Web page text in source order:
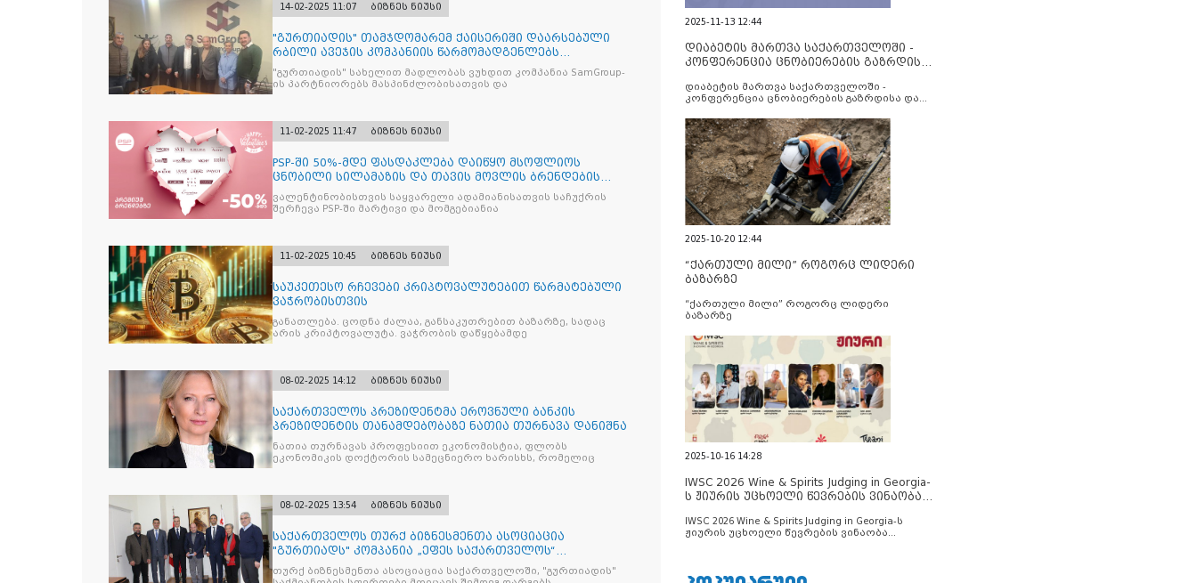
14-02-2025 11:07 ბიზნეს ნიუსი
"გურთიადის" თამჯდომარემ ქაისერიში დაარსებული
რბილი ავეჯის კომპანიის წარმომადგენლებს
სახელმწიფო პროგრამებით გათვალისწინებული
შეღავათების შესახებ ინფორმაცია მიაწოდა
"გურთიადის" სახელით მადლობას ვუხდით კომპანია SamGroup-
ის პარტნიორებს მასპინძლობისათვის და
11-02-2025 11:47 ბიზნეს ნიუსი
PSP-ში 50%-მდე ფასდაკლება დაიწყო მსოფლიოს
ცნობილი სილამაზის და თავის მოვლის ბრენდების
პროდუქციაზე
ვალენტინობისთვის საყვარელი ადამიანისათვის საჩუქრის
შერჩევა PSP-ში მარტივი და მომგებიანია
11-02-2025 10:45 ბიზნეს ნიუსი
საუკეთესო რჩევები კრიპტოვალუტებით წარმატებული
ვაჭრობისთვის
განათლება. ცოდნა ძალაა, განსაკუთრებით ბაზარზე, სადაც
არის კრიპტოვალუტა. ვაჭრობის დაწყებამდე
08-02-2025 14:12 ბიზნეს ნიუსი
საქართველოს პრეზიდენტმა ეროვნული ბანკის
პრეზიდენტის თანამდებობაზე ნათია თურნავა დანიშნა
ნათია თურნავას პროფესიით ეკონომისტია, ფლობს
ეკონომიკის დოქტორის სამეცნიერო ხარისხს, რომელიც
08-02-2025 13:54 ბიზნეს ნიუსი
საქართველოს თურქ ბიზნესმენთა ასოციაცია
"გურთიადს" კომპანია „ეფეს საქართველოს“
ამჟამინდელი გენერალური დირექტორი, ბატონი ველი
დინჩელი გამოსამშვიდობებელი ვიზიტით ეწვია
თურქ ბიზნესმენთა ასოციაცია საქართველოში, "გურთიადის"
2025-11-13 12:44
დიაბეტის მართვა საქართველოში -
კონფერენცია ცნობიერების გაზრდისა
დიაბეტის მართვა საქართველოში -
კონფერენცია ცნობიერების გაზრდისა და
2025-10-20 12:44
“ქართული მილი” როგორც ლიდერი
ბაზარზე
“ქართული მილი” როგორც ლიდერი
ბაზარზე
2025-10-16 14:28
IWSC 2026 Wine & Spirits Judging in Georgia-
ს ჟიურის უცხოელი წევრების ვინაობა
IWSC 2026 Wine & Spirits Judging in Georgia-ს
ჟიურის უცხოელი წევრების ვინაობა